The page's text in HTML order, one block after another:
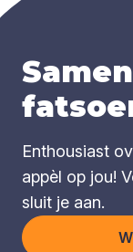
Enthousiast
appèl op jou!
sluit je aan.